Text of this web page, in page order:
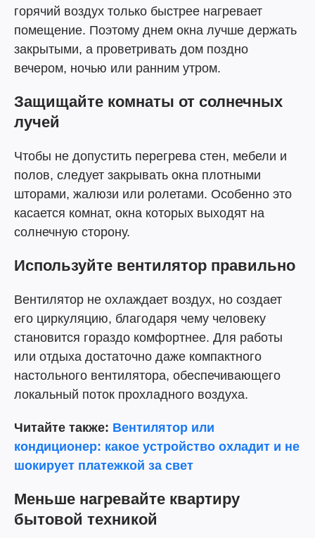
горячий воздух только быстрее нагревает
помещение. Поэтому днем окна лучше держать
закрытыми, а проветривать дом поздно
вечером, ночью или ранним утром.
Защищайте комнаты от солнечных
лучей
Чтобы не допустить перегрева стен, мебели и
полов, следует закрывать окна плотными
шторами, жалюзи или ролетами. Особенно это
касается комнат, окна которых выходят на
солнечную сторону.
Используйте вентилятор правильно
Вентилятор не охлаждает воздух, но создает
его циркуляцию, благодаря чему человеку
становится гораздо комфортнее. Для работы
или отдыха достаточно даже компактного
настольного вентилятора, обеспечивающего
локальный поток прохладного воздуха.
Читайте также: Вентилятор или
кондиционер: какое устройство охладит и не
шокирует платежкой за свет
Меньше нагревайте квартиру
бытовой техникой